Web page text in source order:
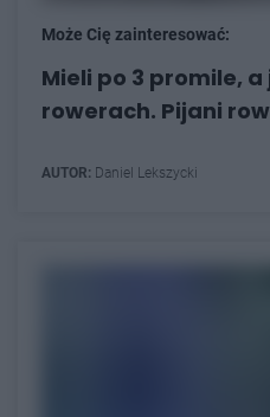
Może Cię zainteresować:
Mieli po 3 promile,
rowerach. Pijani
AUTOR: Daniel Lekszycki